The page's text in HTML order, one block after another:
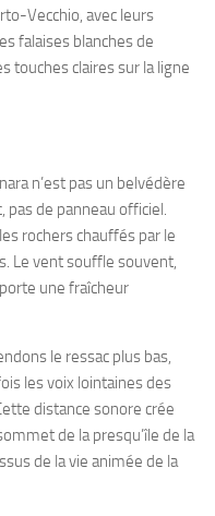
Vecchio, avec leurs
falaises blanches de
touches claires sur la ligne
n’est pas un belvédère
pas de panneau officiel.
rochers chauffés par le
Le vent souffle souvent,
une fraîcheur
le ressac plus bas,
les voix lointaines des
distance sonore crée
de la presqu’île de la
de la vie animée de la